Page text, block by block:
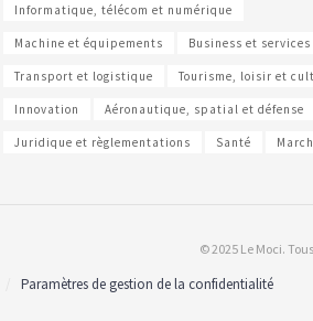
Informatique, télécom et numérique
Machine et équipements Business et services
Transport et logistique Tourisme, loisir et
Innovation Aéronautique, spatial et défense
Juridique et règlementations Santé
© 2025 Le Moci.
Paramètres de gestion de la confidentialité